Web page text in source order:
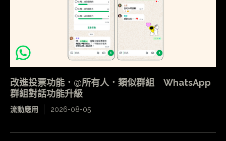
改進投票功能．@所有人．類似群組 WhatsApp
群組對話功能升級
流動應用 2026-08-05